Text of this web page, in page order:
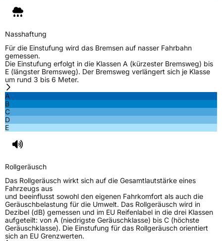
Zustand
VerstärktXL
EU Label
EffizienzC
Fahrzeugklasse
3PMSF / Schneeflockensymbol / Alpine-Symbol
EPREL ID862115
Allgemeine Produktsicherheit (GPSR)
Nasshaftung
Für die Einstufung wird das Bremsen auf nasser Fahrbahn
gemessen.
Die Einstufung erfolgt in die Klassen A (kürzester Bremsweg) bis
E (längster Bremsweg). Der Bremsweg verlängert sich je Klasse
um rund 3 bis 6 Meter.
A
B
C
D
E
Rollgeräusch
Das Rollgeräusch wirkt sich auf die Gesamtlautstärke eines
Fahrzeugs aus
und beeinflusst sowohl den eigenen Fahrkomfort als auch die
Geräuschbelastung für die Umwelt. Das Rollgeräusch wird in
Dezibel (dB) gemessen und im EU Reifenlabel in die drei Klassen
aufgeteilt: von A (niedrigste Geräuschklasse) bis C (höchste
Geräuschklasse). Die Einstufung für das Rollgeräusch orientiert
sich an EU Grenzwerten.